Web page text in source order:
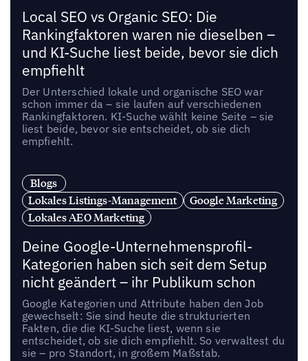
Local SEO vs Organic SEO: Die
Rankingfaktoren waren nie dieselben –
und KI-Suche liest beide, bevor sie dich
empfiehlt
Der Unterschied lokale und organische SEO war
schon immer da – sie laufen auf verschiedenen
Rankingfaktoren. KI-Suche wählt keine Seite – sie
liest beide, bevor sie entscheidet, ob sie dich
empfiehlt.
Blogs
Lokales Listings-Management
Google Marketing
Lokales AEO Marketing
Deine Google-Unternehmensprofil-
Kategorien haben sich seit dem Setup
nicht geändert – ihr Publikum schon
Google Kategorien und Attribute haben den Job
gewechselt: Sie sind heute die strukturierten
Fakten, die die KI-Suche liest, wenn sie
entscheidet, ob sie dich empfiehlt. So verwaltest du
sie – pro Standort, in großem Maßstab.